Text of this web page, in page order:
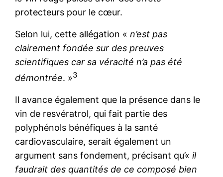
protecteurs pour le cœur.
Selon lui, cette allégation «n’est pas
clairement fondée sur des preuves
scientifiques car sa véracité n’a pas été
démontrée. »3
Il avance également que la présence dans le
vin de resvératrol, qui fait partie des
polyphénols bénéfiques à la santé
cardiovasculaire, serait également un
argument sans fondement, précisant qu’« il
faudrait des quantités de ce composé bien